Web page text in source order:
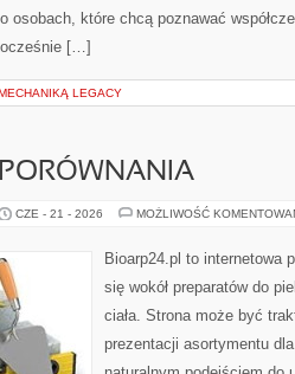
osobach, które chcą poznawać
[…]
LEGACY
PORÓWNANIA
CZE - 21 - 2026 MOŻLIWOŚĆ
Bioarp24.pl to internetowa
się wokół preparatów do
ciała. Strona może być
prezentacji asortymentu